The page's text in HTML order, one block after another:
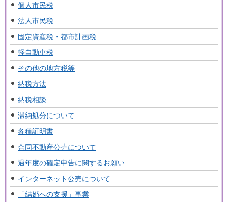
個人市民税
法人市民税
固定資産税・都市計画税
軽自動車税
その他の地方税等
納税方法
納税相談
滞納処分について
各種証明書
合同不動産公売について
過年度の確定申告に関するお願い
インターネット公売について
「結婚への支援」事業